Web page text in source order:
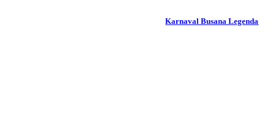
Karnaval Busana Legenda